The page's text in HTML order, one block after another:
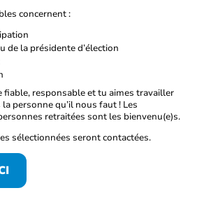
concernent :
de la présidente d’élection
fiable, responsable et tu aimes travailler
personne qu’il nous faut ! Les
retraitées sont les bienvenu(e)s.
sélectionnées seront contactées.